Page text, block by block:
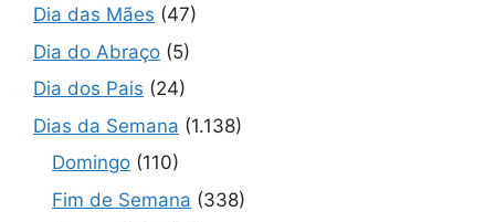
Dia das Mães (47)
Dia do Abraço (5)
Dia dos Pais (24)
Dias da Semana (1.138)
Domingo (110)
Fim de Semana (338)